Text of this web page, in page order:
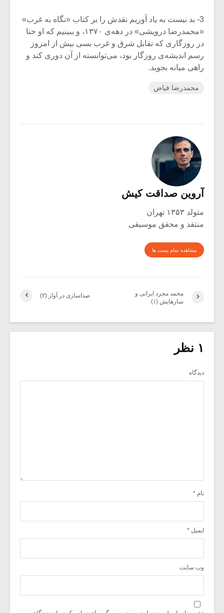
3- بد نیست به یاد آوریم نقدش را بر کتاب «نگاه به غرب»
«محمدرضا درویشی» در دهه‌ی ۱۳۷۰، و ببینیم که او حتا
در روزگاری که تقابل شرق و غرب بسی بیش از امروز
رسم اندیشه‌ی روزگار بود، می‌توانسته از آن دوری کند و
راهی میانه بجوید.
محمدرضا فیاض
آروین صداقت کیش
متولد ۱۳۵۳ تهران
منتقد و محقق موسیقی
مشاهده تمام پست ها
صداسازی در آواز (۲)
محمد مجرد ایرانی و
سازهایش (۱)
۱ نظر
دیدگاه
نام *
ایمیل *
وب‌ سایت